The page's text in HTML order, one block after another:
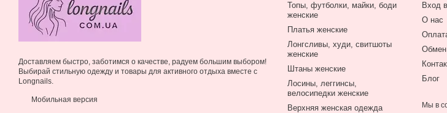
Доставляем быстро, заботимся о качестве, радуем большим выбором!
Выбирай стильную одежду и товары для активного отдыха вместе с
Longnails.
Мобильная версия
Топы, футболки, майки, боди
женские
Платья женские
Лонгсливы, худи, свитшоты
женские
Штаны женские
Лосины, леггинсы,
велосипедки женские
Верхняя женская одежда
Вход
О нас
Обмен
Блог
Мы в